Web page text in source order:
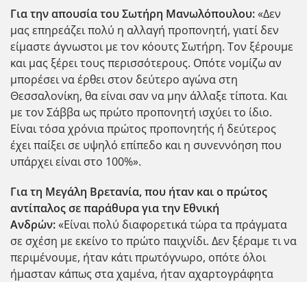
Για την απουσία του Σωτήρη Μανωλόπουλου:«Δεν
μας επηρεάζει πολύ η αλλαγή προπονητή, γιατί δεν
είμαστε άγνωστοι με τον κόουτς Σωτήρη. Τον ξέρουμε
και μας ξέρει τους περισσότερους. Οπότε νομίζω αν
μπορέσει να έρθει στον δεύτερο αγώνα στη
Θεσσαλονίκη, θα είναι σαν να μην άλλαξε τίποτα. Και
με τον Σάββα ως πρώτο προπονητή ισχύει το ίδιο.
Είναι τόσα χρόνια πρώτος προπονητής ή δεύτερος
έχει παίξει σε υψηλό επίπεδο και η συνεννόηση που
υπάρχει είναι στο 100%».
Για τη Μεγάλη Βρετανία, που ήταν και ο πρώτος
αντίπαλος σε παράθυρα για την Εθνική
Ανδρών:«Είναι πολύ διαφορετικά τώρα τα πράγματα
σε σχέση με εκείνο το πρώτο παιχνίδι. Δεν ξέραμε τι να
περιμένουμε, ήταν κάτι πρωτόγνωρο, οπότε όλοι
ήμασταν κάπως στα χαμένα, ήταν αχαρτογράφητα